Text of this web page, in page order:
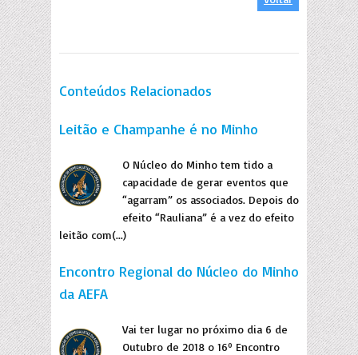
Conteúdos Relacionados
Leitão e Champanhe é no Minho
O Núcleo do Minho tem tido a
capacidade de gerar eventos que
“agarram” os associados. Depois do
efeito “Rauliana” é a vez do efeito
leitão com(...)
Encontro Regional do Núcleo do Minho
da AEFA
Vai ter lugar no próximo dia 6 de
Outubro de 2018 o 16º Encontro